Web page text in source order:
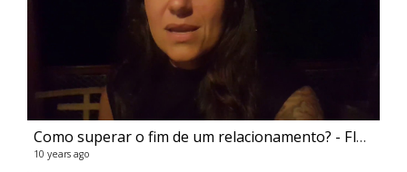
Como superar o fim de um relacionamento? - Flavia Melissa
10 years ago